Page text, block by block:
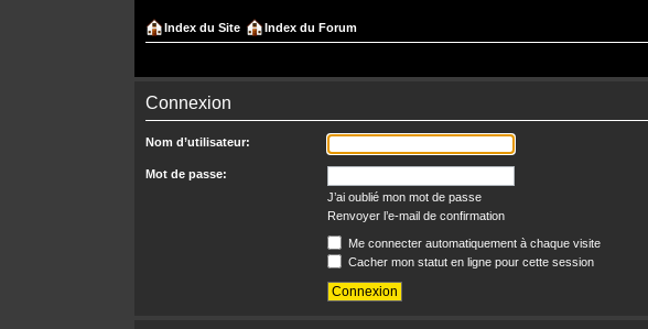
Index du Site Index du Forum
Connexion
Nom d’utilisateur:
Mot de passe:
J’ai oublié mon mot de passe
Renvoyer l’e-mail de confirmation
Me connecter automatiquement à chaque visite
Cacher mon statut en ligne pour cette session